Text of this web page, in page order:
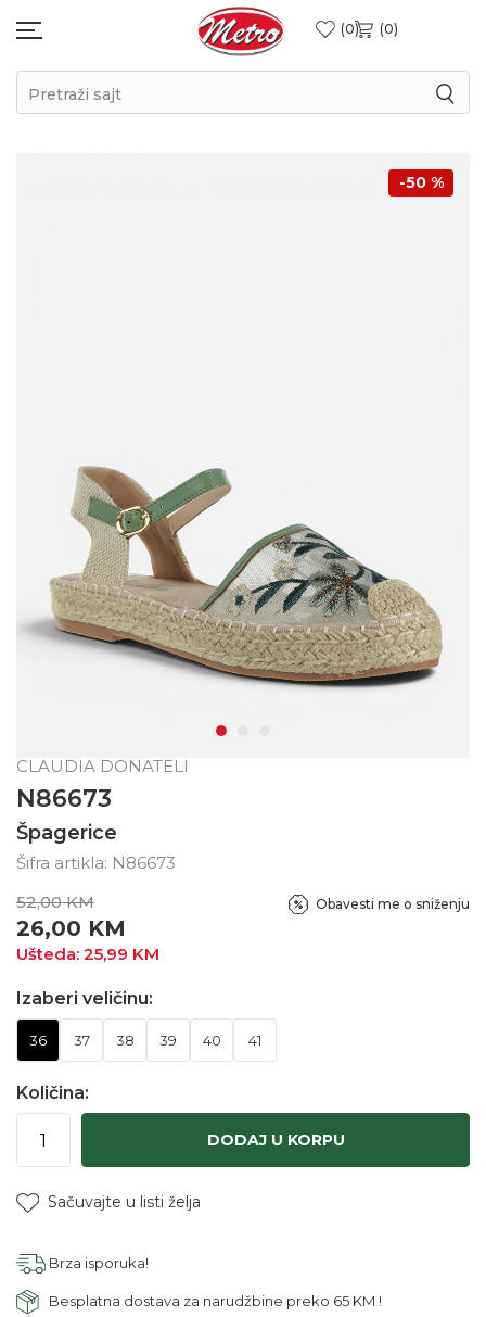
0 0
Pretraži sajt
-50 %
CLAUDIA DONATELI
N86673
Špagerice
Šifra artikla: N86673
52,00 KM
26,00 KM
Ušteda: 25,99 KM
Obavesti me o sniženju
Izaberi veličinu:
36 37 38 39 40 41
Količina:
DODAJ U KORPU
Sačuvajte u listi želja
Brza isporuka!
Besplatna dostava za narudžbine preko 65 KM !